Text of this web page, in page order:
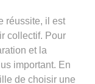
réussite, il est
collectif. Pour
et la
important. En
de choisir une